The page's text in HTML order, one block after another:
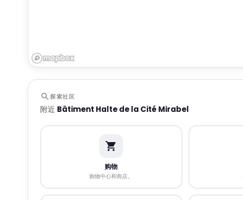
探索社区
附近 Bâtiment Halte de la Cité Mirabel
购物
购物中心和商店。